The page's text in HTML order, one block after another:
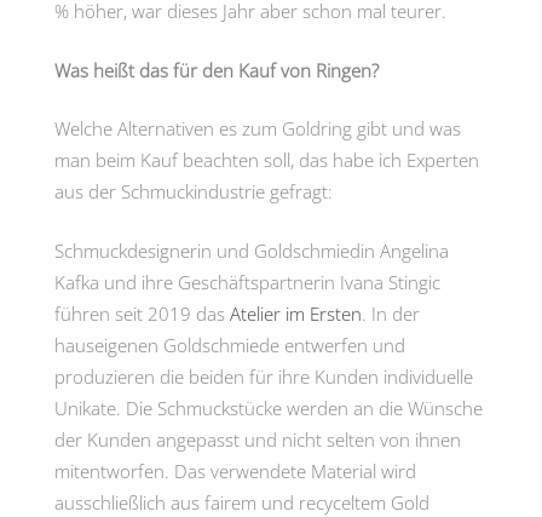
% höher, war dieses Jahr aber schon mal teurer.
Was heißt das für den Kauf von Ringen?
Welche Alternativen es zum Goldring gibt und was
man beim Kauf beachten soll, das habe ich Experten
aus der Schmuckindustrie gefragt:
Schmuckdesignerin und Goldschmiedin Angelina
Kafka und ihre Geschäftspartnerin Ivana Stingic
führen seit 2019 das Atelier im Ersten. In der
hauseigenen Goldschmiede entwerfen und
produzieren die beiden für ihre Kunden individuelle
Unikate. Die Schmuckstücke werden an die Wünsche
der Kunden angepasst und nicht selten von ihnen
mitentworfen. Das verwendete Material wird
ausschließlich aus fairem und recyceltem Gold